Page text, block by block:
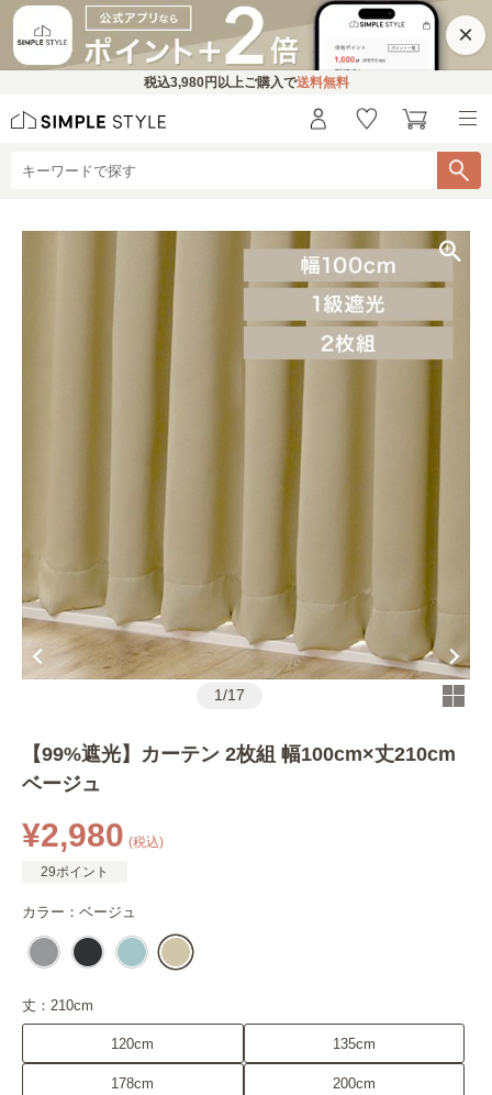
×
税込3,980円 以上ご購入で送料無料
1/17
【99%遮光】カーテン 2枚組 幅100cm×丈210cm
ベージュ
¥2,980 (税込)
29ポイント
カラー： ベージュ
丈： 210cm
120cm 135cm
178cm 200cm